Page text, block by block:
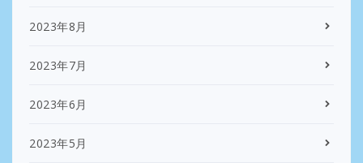
2023年8月
2023年7月
2023年6月
2023年5月